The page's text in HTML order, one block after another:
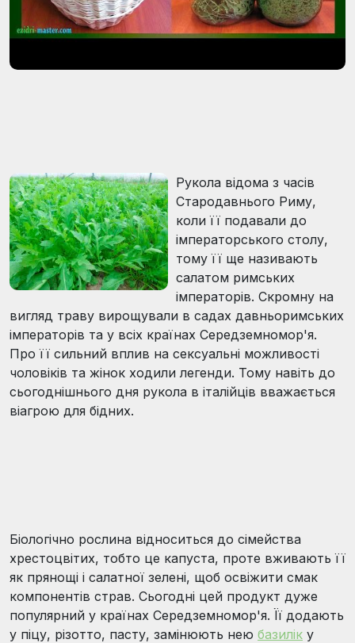
Рукола відома з часів
Стародавнього Риму,
коли її подавали до
імператорського столу,
тому її ще називають
салатом римських
імператорів. Скромну на
вигляд траву вирощували в садах давньоримських
імператорів та у всіх країнах Середземномор'я.
Про її сильний вплив на сексуальні можливості
чоловіків та жінок ходили легенди. Тому навіть до
сьогоднішнього дня рукола в італійців вважається
віагрою для бідних.
Біологічно рослина відноситься до сімейства
хрестоцвітих, тобто це капуста, проте вживають її
як прянощі і салатної зелені, щоб освіжити смак
компонентів страв. Сьогодні цей продукт дуже
популярний у країнах Середземномор'я. Її додають
у піцу, різотто, пасту, замінюють нею базилік у